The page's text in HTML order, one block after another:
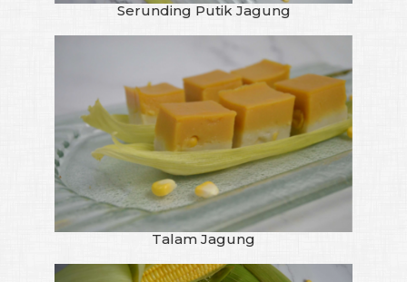
Serunding Putik Jagung
Talam Jagung